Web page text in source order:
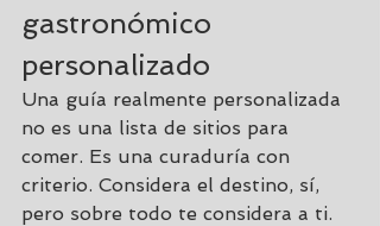
gastronómico
personalizado
Una guía realmente personalizada
no es una lista de sitios para
comer. Es una curaduría con
criterio. Considera el destino, sí,
pero sobre todo te considera a ti.